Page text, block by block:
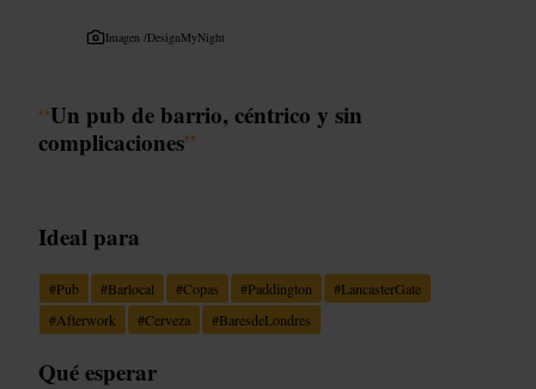
Imagen /DesignMyNight
“Un pub de barrio, céntrico y sin
complicaciones”
Ideal para
#Pub #Barlocal #Copas #Paddington #LancasterGate
#Afterwork #Cerveza #BaresdeLondres
Qué esperar